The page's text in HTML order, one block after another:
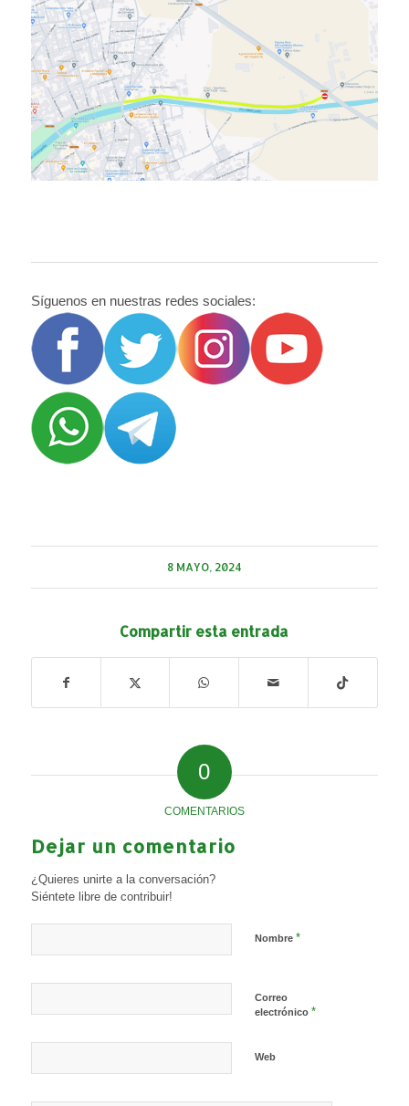
Síguenos en nuestras redes sociales:
8 MAYO, 2024
Compartir esta entrada
0
COMENTARIOS
Dejar un comentario
¿Quieres unirte a la conversación?
Siéntete libre de contribuir!
Nombre *
Correo
electrónico *
Web